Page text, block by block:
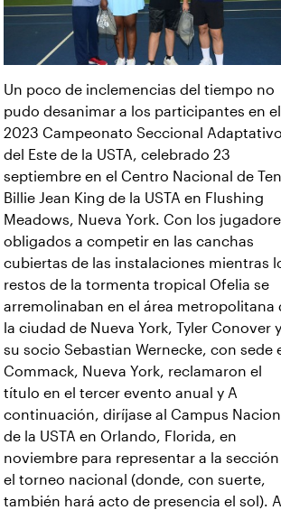
Un poco de inclemencias del tiempo no
pudo desanimar a los participantes en el
2023 Campeonato Seccional Adaptativo
del Este de la USTA, celebrado 23
septiembre en el Centro Nacional de
Billie Jean King de la USTA en Flushing
Meadows, Nueva York. Con los
obligados a competir en las canchas
cubiertas de las instalaciones mientras
restos de la tormenta tropical Ofelia se
arremolinaban en el área metropolitana
la ciudad de Nueva York, Tyler Conover y
su socio Sebastian Wernecke, con sede
Commack, Nueva York, reclamaron el
título en el tercer evento anual y A
continuación, diríjase al Campus
de la USTA en Orlando, Florida, en
noviembre para representar a la sección
el torneo nacional (donde, con suerte,
también hará acto de presencia el sol).